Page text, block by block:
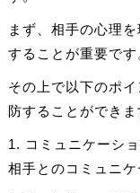
まず、相手の心理
することが重要です
その上で以下のポ
防することができま
1. コミュニケーシ
相手とのコミュニケ